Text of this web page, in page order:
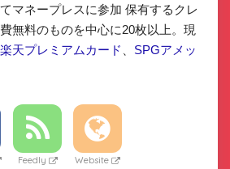
マネープレスに参加 保有するクレ
無料のものを中心に20枚以上。現
楽天プレミアムカード
SPGアメッ
Feedly Website